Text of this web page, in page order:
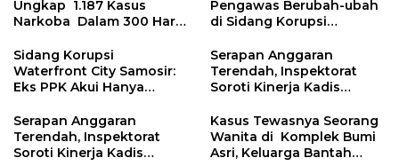
Pelayanan Primer
Ungkap 1.187 Kasus
Narkoba Dalam 300 Hari
Kg. Barang Bukti
Pengawas Berubah-ubah
di Sidang Korupsi
Sidang Korupsi
Waterfront City Samosir:
Eks PPK Akui Hanya
Beberkan Pengawasan
Proyek
Serapan Anggaran
Terendah, Inspektorat
Soroti Kinerja Kadis
Serapan Anggaran
Terendah, Inspektorat
Soroti Kinerja Kadis
Kasus Tewasnya Seorang
Wanita di Komplek Bumi
Asri, Keluarga Bantah